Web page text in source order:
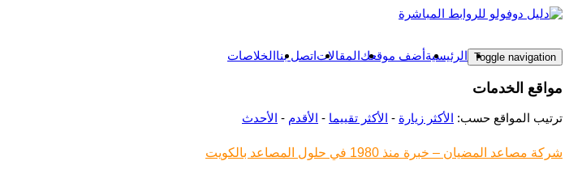
Toggle navigation الرئيسيةأضف موقعكالمقالاتاتصل بناالخلاصات
مواقع الخدمات
ترتيب المواقع حسب: الأكثر زيارة - الأكثر تقييما - الأقدم - الأحدث
شركة مصاعد المضيان – خبرة منذ 1980 في حلول المصاعد بالكويت